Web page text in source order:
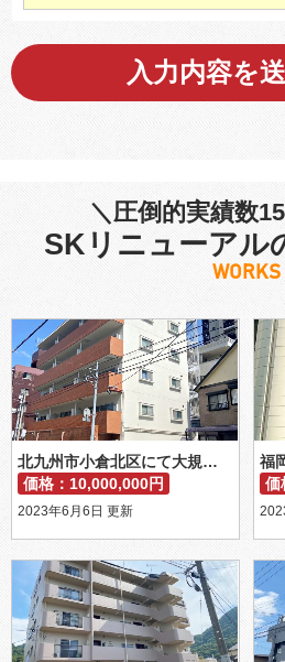
＼圧倒的実績数
SKリニューアル
WORKS
北九州市小倉北区にて大規模修繕工事を行いました。
価格：10,000,000円
2023年6月6日 更新
価